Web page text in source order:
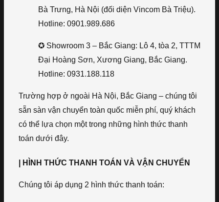
Bà Trưng, Hà Nội (đối diện Vincom Bà Triệu).
Hotline: 0901.989.686
✪ Showroom 3 – Bắc Giang: Lô 4, tòa 2, TTTM
Đại Hoàng Sơn, Xương Giang, Bắc Giang.
Hotline: 0931.188.118
Trường hợp ở ngoài Hà Nội, Bắc Giang – chúng tôi
sẵn sàn vận chuyển toàn quốc miễn phí, quý khách
có thể lựa chọn một trong những hình thức thanh
toán dưới đây.
| HÌNH THỨC THANH TOÁN VÀ VẬN CHUYỂN
Chúng tôi áp dụng 2 hình thức thanh toán: